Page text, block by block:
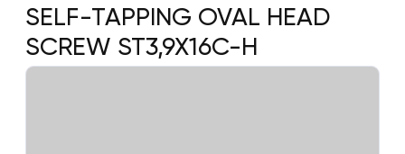
SELF-TAPPING OVAL HEAD
SCREW ST3,9X16C-H